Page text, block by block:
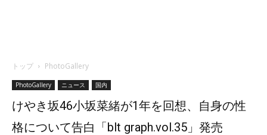
トップ PhotoGallery
PhotoGallery ニュース 国内
けやき坂46小坂菜緒が1年を回想、自身の性
格について告白「blt graph.vol.35」発売